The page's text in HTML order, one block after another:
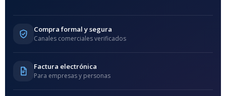
Compra formal y segura
Canales comerciales verificados
Factura electrónica
Para empresas y personas